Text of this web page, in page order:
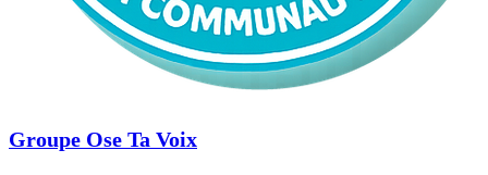
Groupe Ose Ta Voix